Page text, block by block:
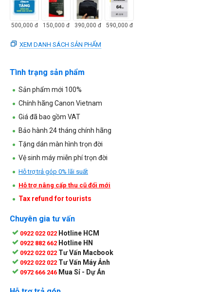
500,000 đ 150,000 đ 390,000 đ 590,000 đ
XEM DANH SÁCH SẢN PHẨM
Tình trạng sản phẩm
Sản phẩm mới 100%
Chính hãng Canon Vietnam
Giá đã bao gồm VAT
Bảo hành 24 tháng chính hãng
Tặng dán màn hình trọn đời
Vệ sinh máy miễn phí trọn đời
Hỗ trợ trả góp 0% lãi suất
Hỗ trợ nâng cấp thu cũ đổi mới
Tax refund for tourists
Chuyên gia tư vấn
0922 022 022 Hotline HCM
0922 882 662 Hotline HN
0922 022 022 Tư Vấn Macbook
0922 022 022 Tư Vấn Máy Ảnh
0972 666 246 Mua Sỉ - Dự Án